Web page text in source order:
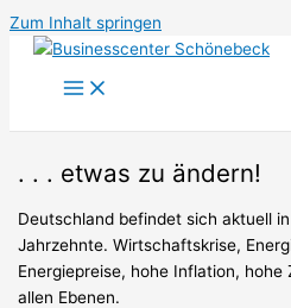
Zum Inhalt springen
. . . etwas zu ändern!
Deutschland befindet sich aktuell
Jahrzehnte. Wirtschaftskrise,
Energiepreise, hohe Inflation,
allen Ebenen.